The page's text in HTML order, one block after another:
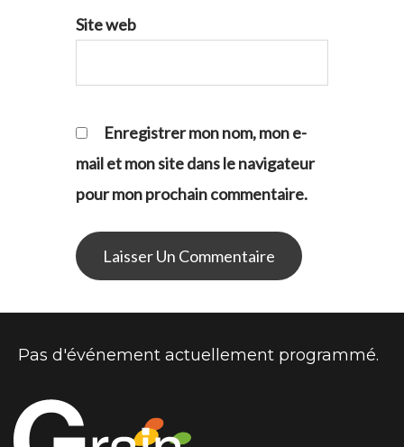
Site web
Enregistrer mon nom, mon e-
mail et mon site dans le navigateur
pour mon prochain commentaire.
Pas d'événement actuellement programmé.